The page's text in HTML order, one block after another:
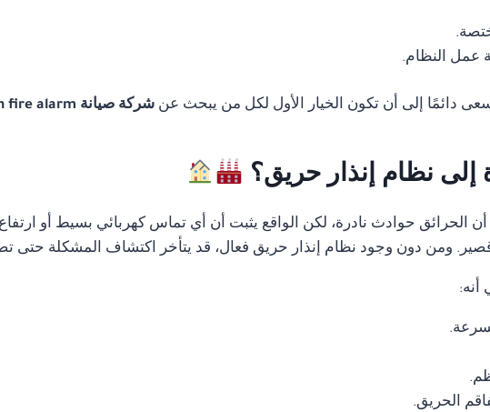
عمل النظام.
دائمًا إلى أن تكون الخيار الأول لكل من يبحث عن شركة صيانة Thorn fire alarm في القاهرة
إلى نظام إنذار حريق؟
الحرائق حوادث نادرة، لكن الواقع يثبت أن أي تماس كهربائي بسيط أو
ومن دون وجود نظام إنذار حريق فعال، قد يتأخر اكتشاف المشكلة حتى
أنه:
الحريق.